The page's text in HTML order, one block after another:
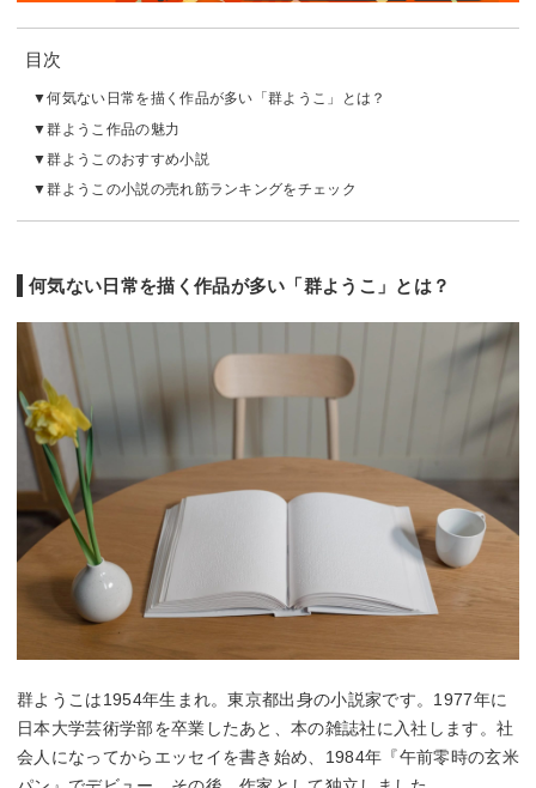
目次
何気ない日常を描く作品が多い「群ようこ」とは？
群ようこ作品の魅力
群ようこのおすすめ小説
群ようこの小説の売れ筋ランキングをチェック
何気ない日常を描く作品が多い「群ようこ」とは？
群ようこは1954年生まれ。東京都出身の小説家です。1977年に
日本大学芸術学部を卒業したあと、本の雑誌社に入社します。社
会人になってからエッセイを書き始め、1984年『午前零時の玄米